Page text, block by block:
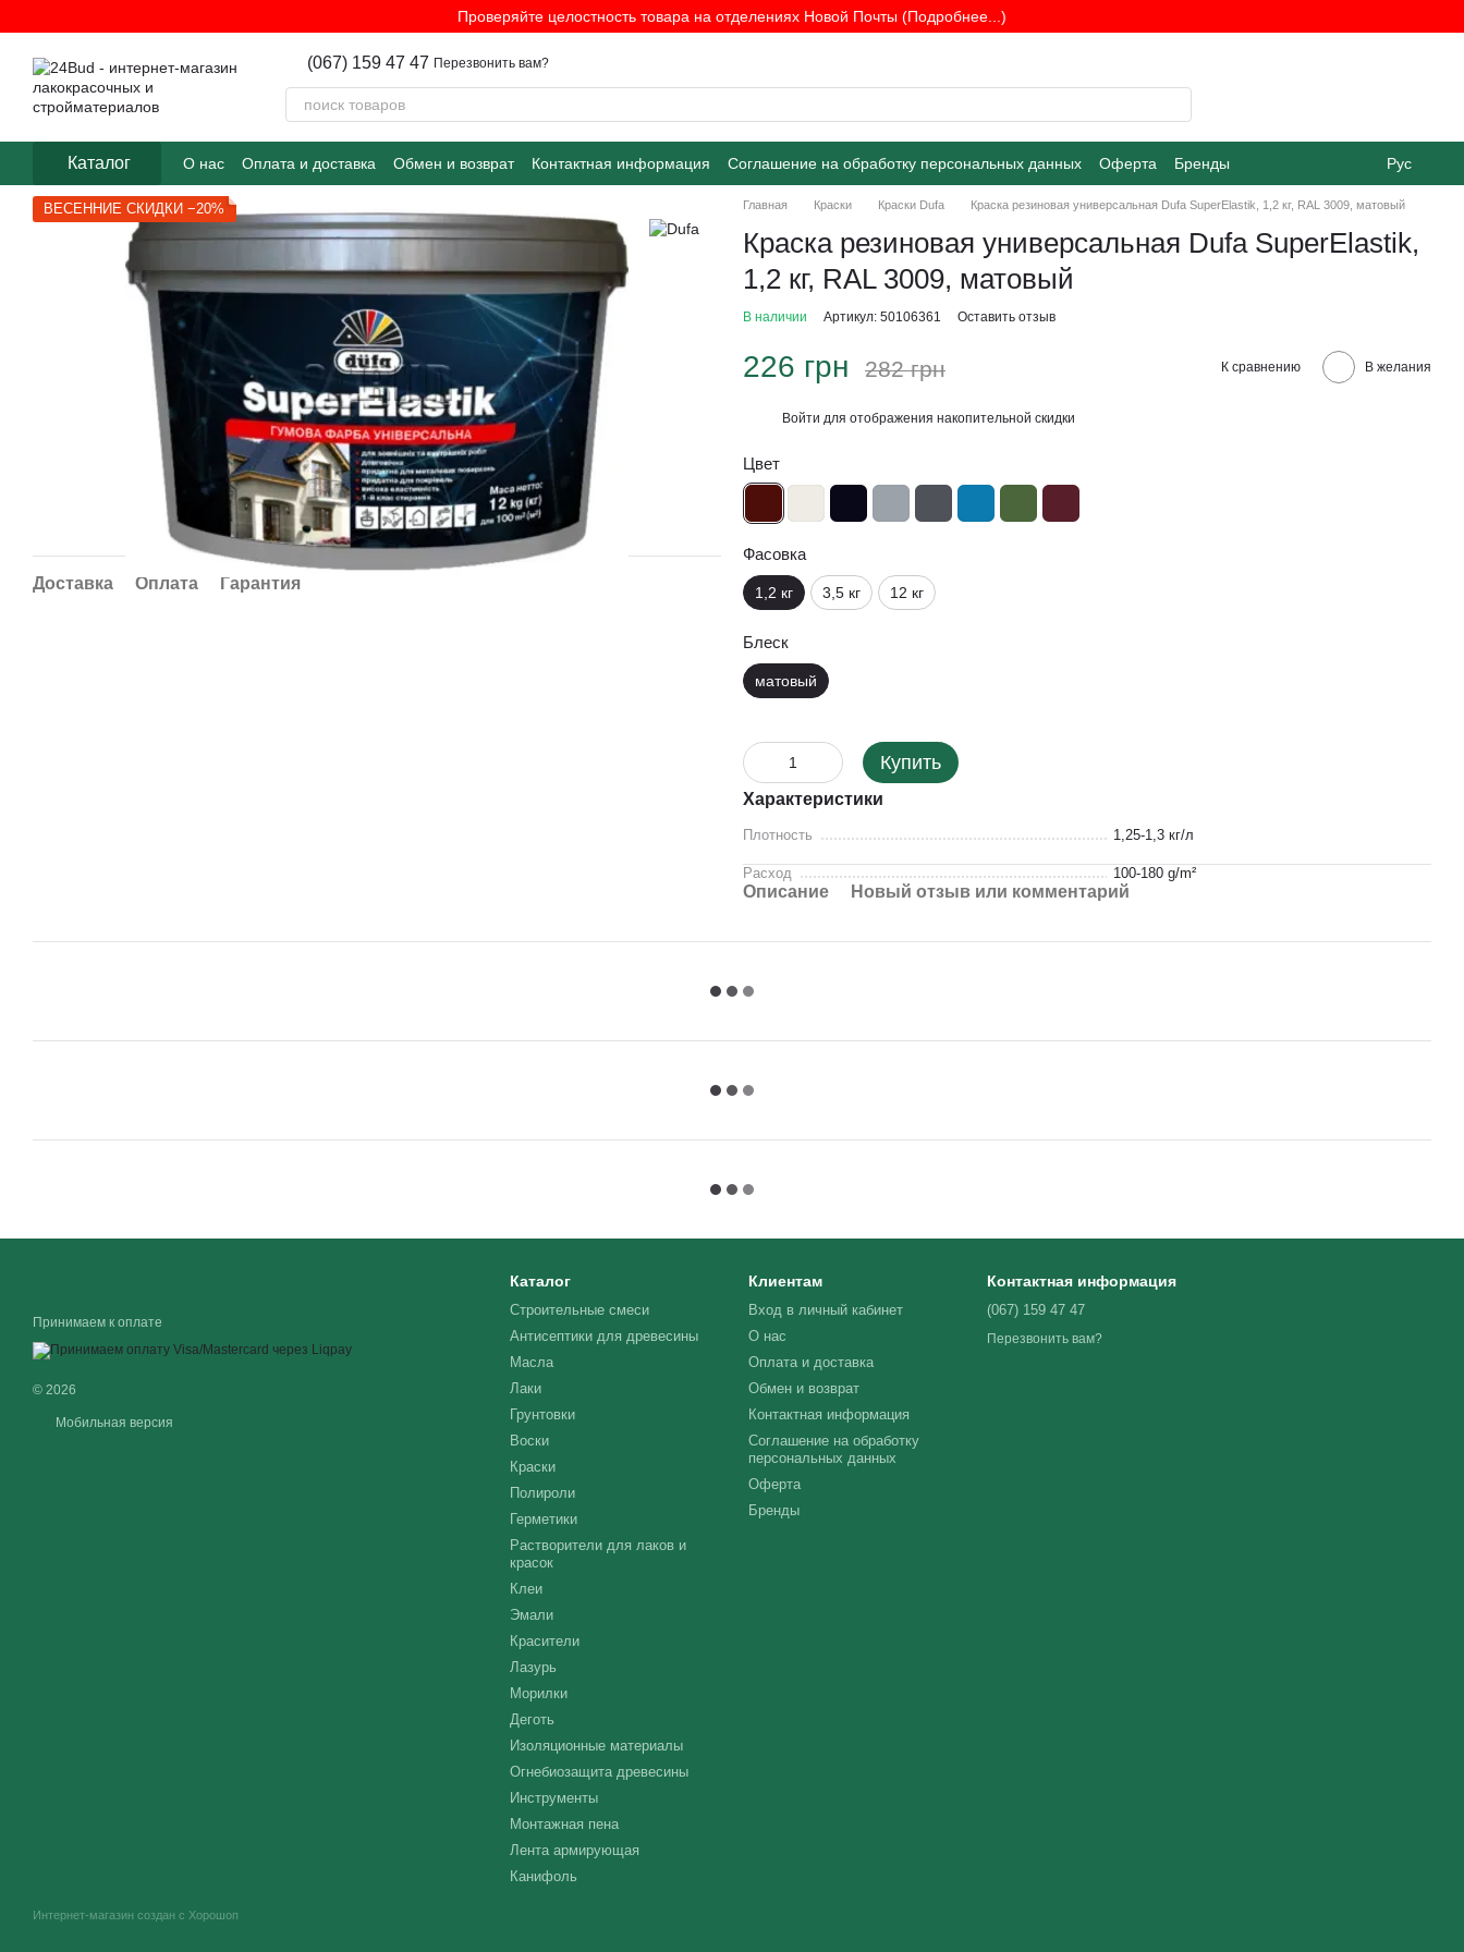
Проверяйте целостность товара на отделениях Новой Почты (Подробнее...)
(067) 159 47 47 Перезвонить вам?
Каталог О нас Оплата и доставка Обмен и возврат Контактная информация Соглашение на обработку персональных данных Оферта Бренды Рус
ВЕСЕННИЕ СКИДКИ −20%
Доставка Оплата Гарантия
Главная Краски Краски Dufa Краска резиновая универсальная Dufa SuperElastik, 1,2 кг, RAL 3009, матовый
Краска резиновая универсальная Dufa SuperElastik,
1,2 кг, RAL 3009, матовый
В наличии Артикул: 50106361 Оставить отзыв
226 грн 282 грн К сравнению В желания
Войти для отображения накопительной скидки
Цвет
Фасовка
1,2 кг 3,5 кг 12 кг
Блеск
матовый
Купить
Характеристики
Плотность 1,25-1,3 кг/л
Расход 100-180 g/m²
Описание Новый отзыв или комментарий
Принимаем к оплате
© 2026
Мобильная версия
Интернет-магазин создан с Хорошоп
Каталог
Строительные смеси
Антисептики для древесины
Масла
Лаки
Грунтовки
Воски
Краски
Полироли
Герметики
Растворители для лаков и
красок
Клеи
Эмали
Красители
Лазурь
Морилки
Деготь
Изоляционные материалы
Огнебиозащита древесины
Инструменты
Монтажная пена
Лента армирующая
Канифоль
Клиентам
Вход в личный кабинет
О нас
Оплата и доставка
Обмен и возврат
Контактная информация
Соглашение на обработку
персональных данных
Оферта
Бренды
Контактная информация
(067) 159 47 47
Перезвонить вам?